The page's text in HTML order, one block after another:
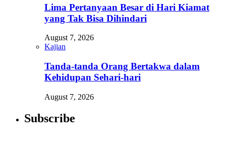
Lima Pertanyaan Besar di Hari Kiamat
yang Tak Bisa Dihindari
August 7, 2026
Kajian
Tanda-tanda Orang Bertakwa dalam
Kehidupan Sehari-hari
August 7, 2026
Subscribe